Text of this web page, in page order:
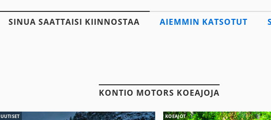
SINUA SAATTAISI KIINNOSTAA AIEMMIN KATSOTUT
KONTIO MOTORS KOEAJOJA
UUTISET KOEAJOT